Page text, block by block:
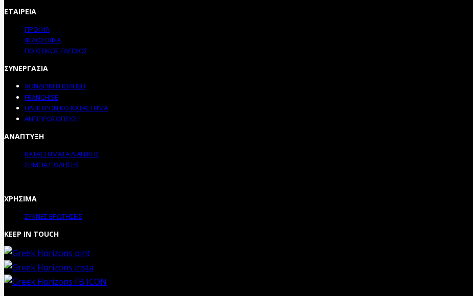
ΕΤΑΙΡΕΙΑ
ΠΡΟΦΙΛ
ΦΙΛΟΣΟΦΙΑ
ΠΟΙΟΤΙΚΟΣ ΕΛΕΓΧΟΣ
ΣΥΝΕΡΓΑΣΙΑ
ΧΟΝΔΡΙΚΗ ΠΩΛΗΣΗ
FRANCHISE
ΗΛΕΚΤΡΟΝΙΚΟ ΚΑΤΑΣΤΗΜΑ
ΑΝΤΙΠΡΟΣΩΠΕΥΣΗ
ΑΝΑΠΤΥΞΗ
ΚΑΤΑΣΤΗΜΑΤΑ ΛΙΑΝΙΚΗΣ
ΣΗΜΕΙΑ ΠΩΛΗΣΗΣ
ΧΡΗΣΙΜΑ
ΣΥΧΝΕΣ ΕΡΩΤΗΣΕΙΣ
KEEP IN TOUCH